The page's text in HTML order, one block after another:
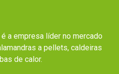
a empresa líder no mercado
a pellets, caldeiras
de calor.